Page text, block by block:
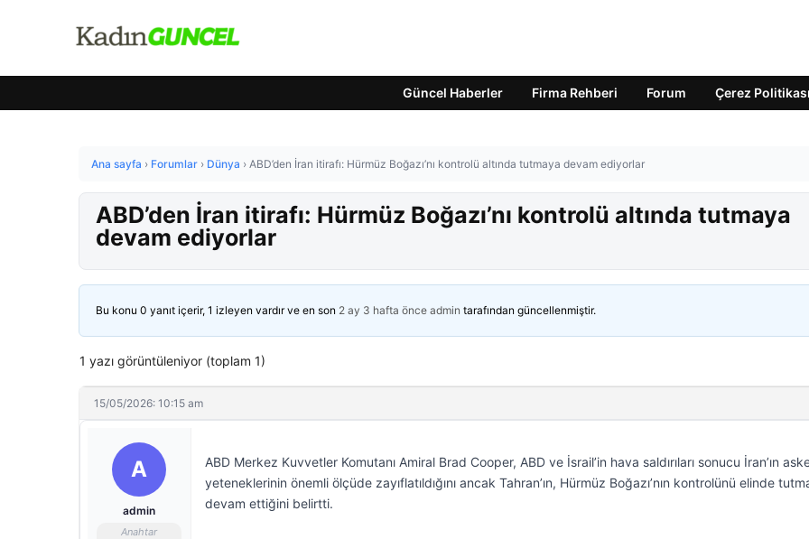
Güncel Haberler Firma Rehberi Forum Çerez Politikası
Ana sayfa › Forumlar › Dünya › ABD’den İran itirafı: Hürmüz Boğazı’nı kontrolü altında tutmaya devam ediyorlar
ABD’den İran itirafı: Hürmüz Boğazı’nı kontrolü altında tutmaya
devam ediyorlar
Bu konu 0 yanıt içerir, 1 izleyen vardır ve en son 2 ay 3 hafta önce admin tarafından güncellenmiştir.
1 yazı görüntüleniyor (toplam 1)
15/05/2026: 10:15 am
A
admin
Anahtar
ABD Merkez Kuvvetler Komutanı Amiral Brad Cooper, ABD ve İsrail’in hava saldırıları sonucu İran’ın
yeteneklerinin önemli ölçüde zayıflatıldığını ancak Tahran’ın, Hürmüz Boğazı’nın kontrolünü elinde
devam ettiğini belirtti.